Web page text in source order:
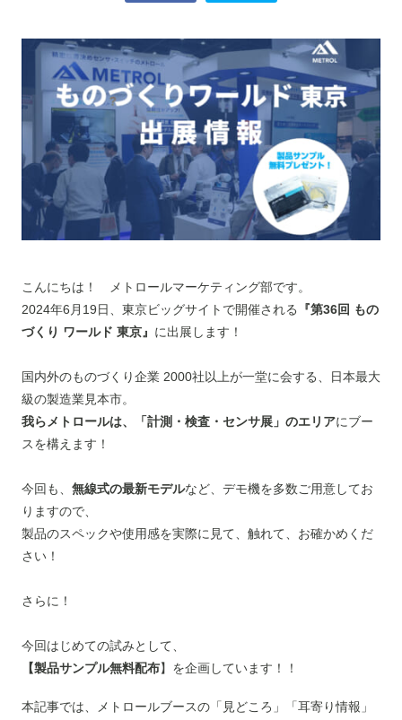
こんにちは！ メトロールマーケティング部です。
2024年6月19日、東京ビッグサイトで開催される
『第36回 もの
づくり ワールド 東京』 に出展します！
国内外のものづくり企業 2000社以上が一堂に会する、日本最大
級の製造業見本市。
我らメトロールは、「計測・検査・センサ展」のエリアにブー
スを構えます！
今回も、 無線式の最新モデルなど、デモ機を多数ご用意してお
りますので、
製品のスペックや使用感を実際に見て、触れて、お確かめくだ
さい！
さらに！
今回はじめての試みとして、
【製品サンプル無料配布】を企画しています！！
本記事では、メトロールブースの「見どころ」「耳寄り情報」